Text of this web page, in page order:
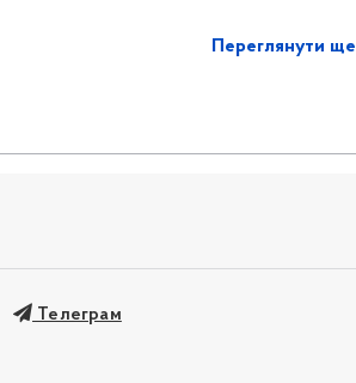
Переглянути ще
Телеграм